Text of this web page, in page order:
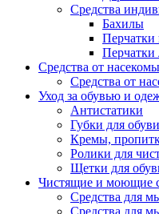
Средства
Бахилы
Перчатки
Перчатки
Средства от
Средства от
Уход за обувью и
Антистатики
Губки для обуви
Кремы,
Ролики для
Щетки для
Чистящие и моющие
Средства для
Средства для